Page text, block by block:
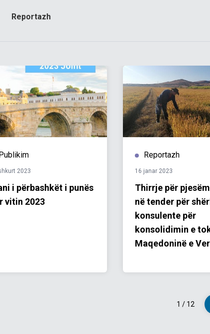
Reportazh
2023
i përbashkët i punës
vitin 2023
Reportazh
16 janar 2023
Thirrje për
në tender për
konsulente për
konsolidimin e
Maqedoninë e
së tokës dhe
infrastrukturën
bujqësore në
1 / 12